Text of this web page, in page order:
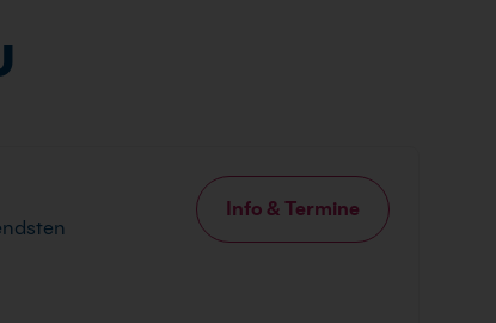
Info & Termine